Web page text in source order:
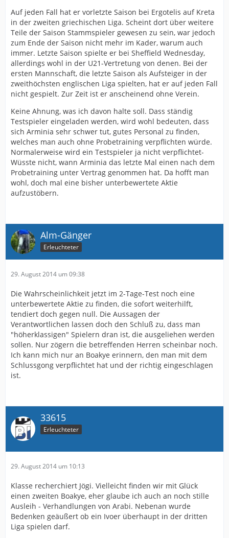
Auf jeden Fall hat er vorletzte Saison bei Ergotelis auf Kreta
in der zweiten griechischen Liga. Scheint dort über weitere
Teile der Saison Stammspieler gewesen zu sein, war jedoch
zum Ende der Saison nicht mehr im Kader, warum auch
immer. Letzte Saison spielte er bei Sheffield Wednesday,
allerdings wohl in der U21-Vertretung von denen. Bei der
ersten Mannschaft, die letzte Saison als Aufsteiger in der
zweithöchsten englischen Liga spielten, hat er auf jeden Fall
nicht gespielt. Zur Zeit ist er anscheinend ohne Verein.
Keine Ahnung, was ich davon halte soll. Dass ständig
Testspieler eingeladen werden, wird wohl bedeuten, dass
sich Arminia sehr schwer tut, gutes Personal zu finden,
welches man auch ohne Probetraining verpflichten würde.
Normalerweise wird ein Testspieler ja nicht verpflichtet-
Wüsste nicht, wann Arminia das letzte Mal einen nach dem
Probetraining unter Vertrag genommen hat. Da hofft man
wohl, doch mal eine bisher unterbewertete Aktie
aufzustöbern.
Alm-Gänger
Erleuchteter
29. August 2014 um 09:38
Die Wahrscheinlichkeit jetzt im 2-Tage-Test noch eine
unterbewertete Aktie zu finden, die sofort weiterhilft,
tendiert doch gegen null. Die Aussagen der
Verantwortlichen lassen doch den Schluß zu, dass man
"höherklassigen" Spielern dran ist, die ausgeliehen werden
sollen. Nur zögern die betreffenden Herren scheinbar noch.
Ich kann mich nur an Boakye erinnern, den man mit dem
Schlussgong verpflichtet hat und der richtig eingeschlagen
ist.
33615
Erleuchteter
29. August 2014 um 10:13
Klasse recherchiert Jögi. Vielleicht finden wir mit Glück
einen zweiten Boakye, eher glaube ich auch an noch stille
Ausleih - Verhandlungen von Arabi. Nebenan wurde
Bedenken geäußert ob ein Ivoer überhaupt in der dritten
Liga spielen darf.